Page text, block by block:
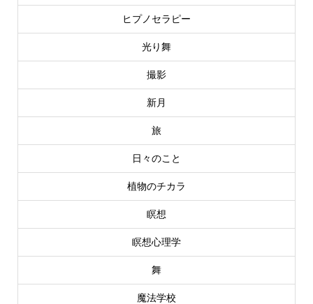
ヒプノセラピー
光り舞
撮影
新月
旅
日々のこと
植物のチカラ
瞑想
瞑想心理学
舞
魔法学校